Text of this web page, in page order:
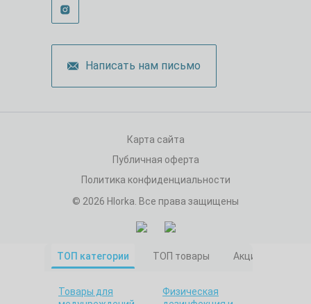
Написать нам письмо
Карта сайта
Публичная оферта
Политика конфиденциальности
© 2026 Hlorka. Все права защищены
ТОП категории ТОП товары Акционные
Товары для
Физическая